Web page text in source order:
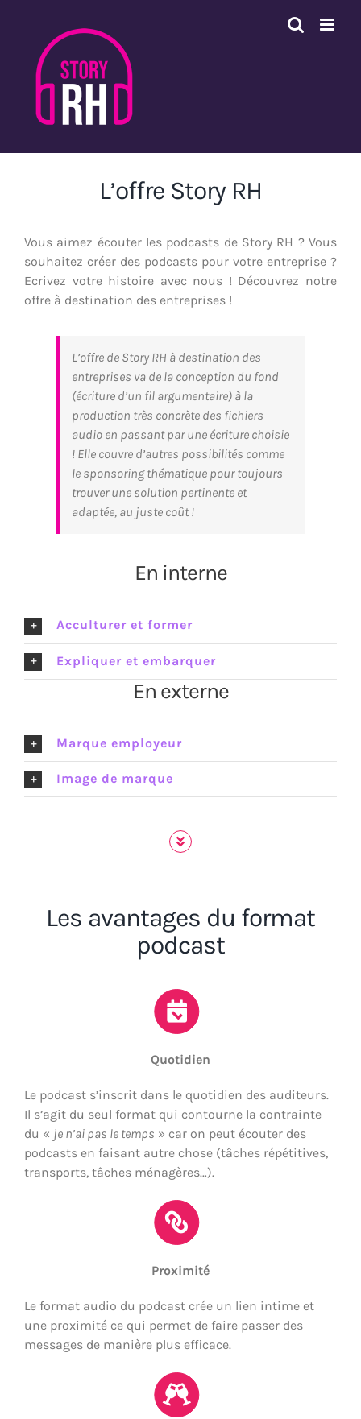
contenu
L’offre Story RH
Vous aimez écouter les podcasts de Story RH ? Vous
souhaitez créer des podcasts pour votre entreprise ?
Ecrivez votre histoire avec nous ! Découvrez notre
offre à destination des entreprises !
L’offre de Story RH à destination des
entreprises va de la conception du fond
(écriture d’un fil argumentaire) à la
production très concrète des fichiers
audio en passant par une écriture choisie
! Elle couvre d’autres possibilités comme
le sponsoring thématique pour toujours
trouver une solution pertinente et
adaptée, au juste coût !
En interne
Acculturer et former
Expliquer et embarquer
En externe
Marque employeur
Image de marque
Les avantages du format
podcast
Quotidien
Le podcast s’inscrit dans le quotidien des auditeurs.
Il s’agit du seul format qui contourne la contrainte
du « je n’ai pas le temps » car on peut écouter des
podcasts en faisant autre chose (tâches répétitives,
transports, tâches ménagères…).
Proximité
Le format audio du podcast crée un lien intime et
une proximité ce qui permet de faire passer des
messages de manière plus efficace.